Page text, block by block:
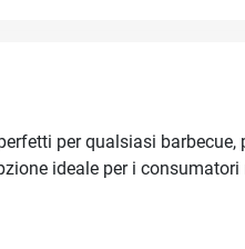
per qualsiasi
ideale per i